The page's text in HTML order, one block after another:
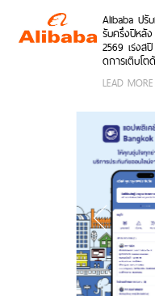
งานได้ทั้งบ
ร์ตโฟน OPPO
และระบบ iOS
ราคา 2,999
Alibaba ปรั
รับครึ่งปีหลัง
2569 เร่งสปี
ดการเติบโต
AI ความพร้อม
ขององค์กร
และการขยาย
โครงสร้างพื้น
ทั่วโลก
LEAD MORE